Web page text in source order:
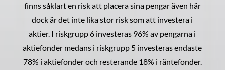
finns såklart en risk att placera sina pengar även här
dock är det inte lika stor risk som att investera i
aktier. I riskgrupp 6 investeras 96% av pengarna i
aktiefonder medans i riskgrupp 5 investeras endaste
78% i aktiefonder och resterande 18% i räntefonder.